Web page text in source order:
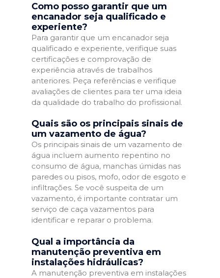
Como posso garantir que um
encanador seja qualificado e
experiente?
Para garantir que um encanador seja
qualificado e experiente, verifique suas
certificações e comprovação de
experiência através de trabalhos
anteriores. Peça referências e verifique
avaliações de clientes para ter uma ideia
da qualidade do trabalho do profissional.
Quais são os principais sinais de
um vazamento de água?
Os principais sinais de um vazamento de
água incluem aumento repentino no
consumo de água, manchas úmidas nas
paredes ou pisos, mofo, odor de esgoto e
infiltrações. Se você suspeita de um
vazamento, é importante contratar um
serviço de caça vazamentos para
identificar e reparar o problema.
Qual a importância da
manutenção preventiva em
instalações hidráulicas?
A manutenção preventiva em instalações